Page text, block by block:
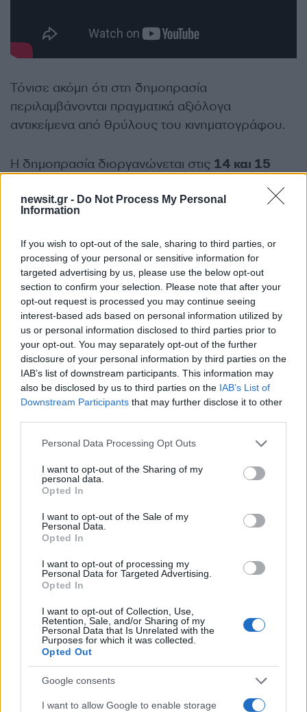
newsit.gr - Do Not Process My Personal
Information
If you wish to opt-out of the sale, sharing to third parties, or
processing of your personal or sensitive information for
targeted advertising by us, please use the below opt-out
section to confirm your selection. Please note that after your
opt-out request is processed you may continue seeing
interest-based ads based on personal information utilized by
us or personal information disclosed to third parties prior to
your opt-out. You may separately opt-out of the further
disclosure of your personal information by third parties on the
IAB’s list of downstream participants. This information may
also be disclosed by us to third parties on the IAB’s List of
Downstream Participants that may further disclose it to other
Please note that this website/app uses one or more Google
not limited to your visit or usage behaviour. You may click to
grant or deny consent to Google and its third-party tags to
use your data for below specified purposes in below Google
consent section.
Personal Data Processing Opt Outs
I want to opt-out of the Sharing of my
personal data.
Opted In
I want to opt-out of the Sale of my
Personal Data.
Opted In
I want to opt-out of processing my
Personal Data for Targeted Advertising.
Opted In
I want to opt-out of Collection, Use,
Retention, Sale, and/or Sharing of my
Personal Data that Is Unrelated with the
Purposes for which it was collected.
Opted Out
Google consents
I want to allow Google to enable storage
Τόνισε ακόμη ότι στη δημοπρασία
περιλαμβάνονται πραγματικά αξιόλογα
αντικείμενα από θρύλους του κινηματογράφου.
Η δημοπρασία διοργανώνεται στις 14 και 15
μέρες διαδικτυακά.
Σχόλια
Συναγερμός στον
Λυκαβηττό: Βρέθηκε
πτώμα σε σπηλιά κοντά
στο εκκλησάκι των Αγίων
Ισιδώρων
Η αστυνομία
πληρώσει για να
σε παιδί στην
Έκανε ερωτική